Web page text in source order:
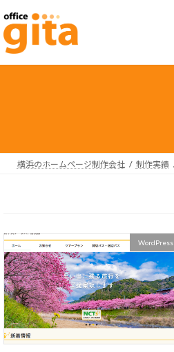
横浜のホームページ制作会社 制作実績
WordPress